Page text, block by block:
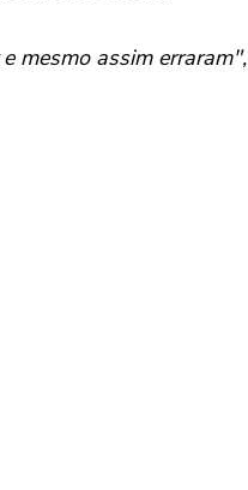
mesmo assim erraram",